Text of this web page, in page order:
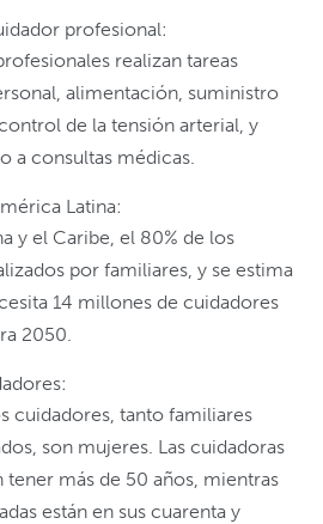
profesional:
realizan tareas
alimentación, suministro
de la tensión arterial, y
a consultas médicas.
Latina:
y el Caribe, el 80% de los
por familiares, y se estima
14 millones de cuidadores
2050.
cuidadores, tanto familiares
son mujeres. Las cuidadoras
tener más de 50 años, mientras
están en sus cuarenta y